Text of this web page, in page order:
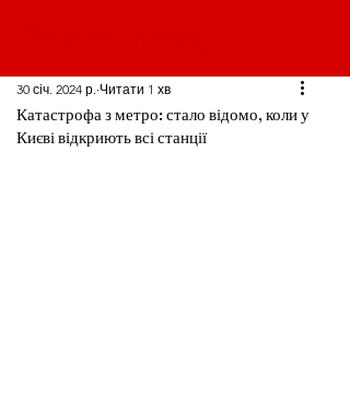
Катастрофа з метро: стало відомо, коли у
Києві відкриють всі станції
30 січ. 2024 р. Читати 1 хв